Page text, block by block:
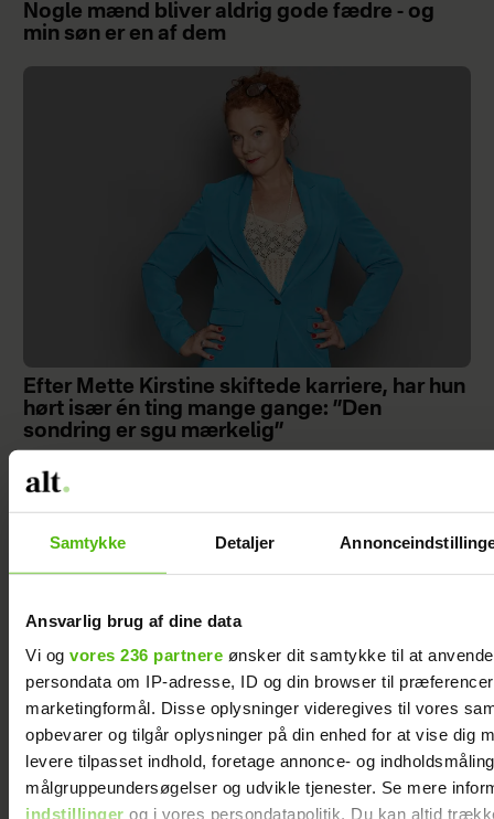
Samtykke Detaljer
Ansvarlig brug af dine data
Vi og vores 236 partnere ønsker dit samtykke til at
persondata om IP-adresse, ID og din browser til
marketingformål. Disse oplysninger videregives til vores
opbevarer og tilgår oplysninger på din enhed for at vise dig
levere tilpasset indhold, foretage annonce- og
målgruppeundersøgelser og udvikle tjenester. Se mere
indstillinger og i vores persondatapolitik. Du kan altid
Nogle mænd bliver aldrig gode fædre - og
min søn er en af dem
Efter Mette Kirstine skiftede karriere, har hun
hørt især én ting mange gange: ”Den
sondring er sgu mærkelig”
Da Ada Folkmann blev skilt, følte hun sig
ensom – men så ændrede et opslag på